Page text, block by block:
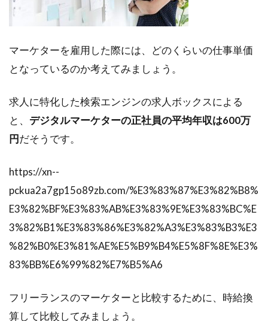
コス
トが
から
ない
フ
リ
ラ
の
マ
ー
タ
ー
任
る2
つ
の
マーケターを雇用した際には、どのくらいの仕事単価
となっているのか考えてみましょう。
求人に特化した検索エンジンの求人ボックスによる
と、 デジタルマーケターの正社員の平均年収は600万
円だそうです。
https://xn--
pckua2a7gp15o89zb.com/%E3%83%87%E3%82%B8%
E3%82%BF%E3%83%AB%E3%83%9E%E3%83%BC%E
3%82%B1%E3%83%86%E3%82%A3%E3%83%B3%E3
%82%B0%E3%81%AE%E5%B9%B4%E5%8F%8E%E3%
83%BB%E6%99%82%E7%B5%A6
フリーランスのマーケターと比較するために、時給換
算して比較してみましょう。